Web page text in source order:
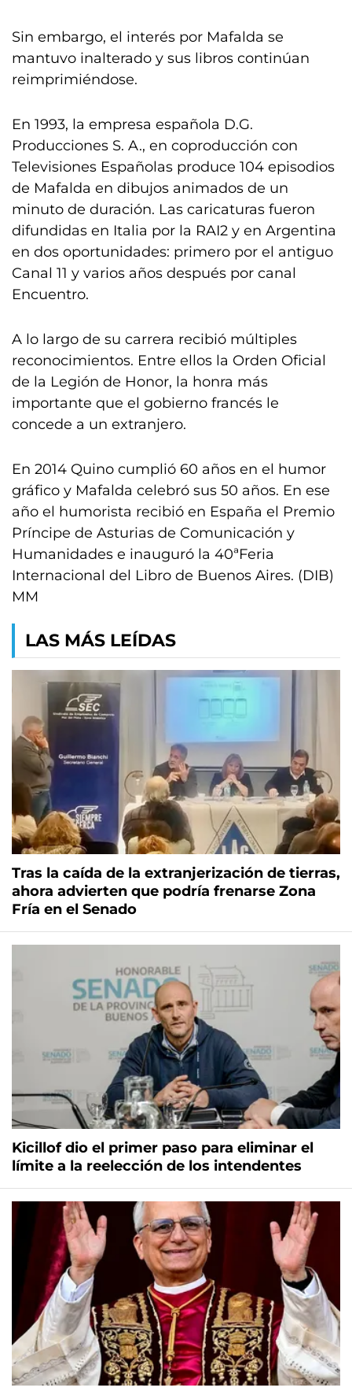
Sin embargo, el interés por Mafalda se
mantuvo inalterado y sus libros continúan
reimprimiéndose.
En 1993, la empresa española D.G.
Producciones S. A., en coproducción con
Televisiones Españolas produce 104 episodios
de Mafalda en dibujos animados de un
minuto de duración. Las caricaturas fueron
difundidas en Italia por la RAI2 y en Argentina
en dos oportunidades: primero por el antiguo
Canal 11 y varios años después por canal
Encuentro.
A lo largo de su carrera recibió múltiples
reconocimientos. Entre ellos la Orden Oficial
de la Legión de Honor, la honra más
importante que el gobierno francés le
concede a un extranjero.
En 2014 Quino cumplió 60 años en el humor
gráfico y Mafalda celebró sus 50 años. En ese
año el humorista recibió en España el Premio
Príncipe de Asturias de Comunicación y
Humanidades e inauguró la 40ªFeria
Internacional del Libro de Buenos Aires. (DIB)
MM
LAS MÁS LEÍDAS
Tras la caída de la extranjerización de tierras,
ahora advierten que podría frenarse Zona
Fría en el Senado
Kicillof dio el primer paso para eliminar el
límite a la reelección de los intendentes